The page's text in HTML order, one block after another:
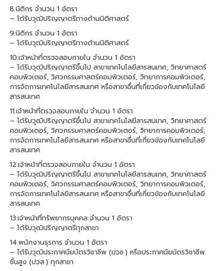
8.นิติกร จำนวน 1 อัตรา
– ได้รับวุฒิปริญญาตรีทางด้านนิติศาสตร์
9.นิติกร จำนวน 1 อัตรา
– ได้รับวุฒิปริญญาตรีทางด้านนิติศาสตร์
10.เจ้าหน้าที่ตรวจสอบภายใน จำนวน 1 อัตรา
– ได้รับวุฒิปริญญาตรีขึ้นไป สาขาเทคโนโลยีสารสนเทศ, วิทยาศาสตร์
คอมพิวเตอร์, วิศวกรรมศาสตร์คอมพิวเตอร์, วิทยาการคอมพิวเตอร์,
การจัดการเทคโนโลยีสารสนเทศ หรือสาขาอื่นที่เกี่ยวข้องกับเทคโนโลยี
สารสนเทศ
11.เจ้าหน้าที่ตรวจสอบภายใน จำนวน 1 อัตรา
– ได้รับวุฒิปริญญาตรีขึ้นไป สาขาเทคโนโลยีสารสนเทศ, วิทยาศาสตร์
คอมพิวเตอร์, วิศวกรรมศาสตร์คอมพิวเตอร์, วิทยาการคอมพิวเตอร์,
การจัดการเทคโนโลยีสารสนเทศ หรือสาขาอื่นที่เกี่ยวข้องกับเทคโนโลยี
สารสนเทศ
12.เจ้าหน้าที่ตรวจสอบภายใน จำนวน 1 อัตรา
– ได้รับวุฒิปริญญาตรีขึ้นไป สาขาเทคโนโลยีสารสนเทศ, วิทยาศาสตร์
คอมพิวเตอร์, วิศวกรรมศาสตร์คอมพิวเตอร์, วิทยาการคอมพิวเตอร์,
การจัดการเทคโนโลยีสารสนเทศ หรือสาขาอื่นที่เกี่ยวข้องกับเทคโนโลยี
สารสนเทศ
13.เจ้าหน้าที่ทรัพยากรบุคคล จำนวน 1 อัตรา
– ได้รับวุฒิปริญญาตรีทุกสาขา
14.พนักงานธุรการ จำนวน 1 อัตรา
– ได้รับวุฒิประกาศนียบัตรวิชาชีพ (ปวช.) หรือประกาศนียบัตรวิชาชีพ
ชั้นสูง (ปวส.) ทุกสาขา